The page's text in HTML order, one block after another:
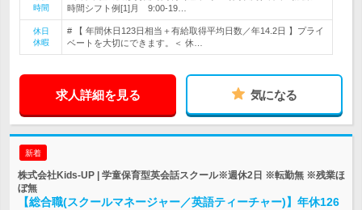
時間
時間シフト例[1]月 9:00-19…
休日
休暇
# 【 年間休日123日相当＋有給取得平均日数／年14.2日 】プライ
ベートを大切にできます。＜ 休…
求人詳細を見る 気になる
新着
株式会社Kids-UP | 学童保育型英会話スクール※週休2日 ※転勤無 ※残業ほ
ぼ無
【総合職(スクールマネージャー／英語ティーチャー)】年休126